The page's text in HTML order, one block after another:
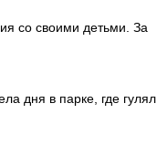
со своими детьми. За
дня в парке, где гулял